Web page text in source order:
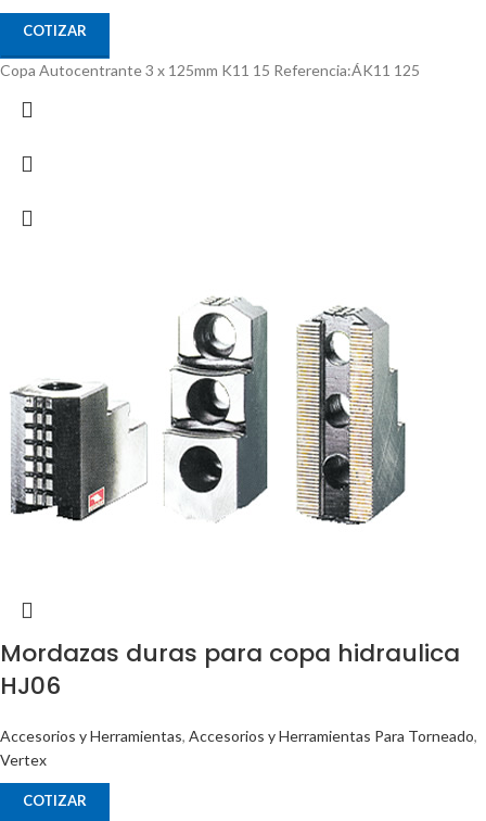
COTIZAR
Copa Autocentrante 3 x 125mm K11 15 Referencia:ÁK11 125
Mordazas duras para copa hidraulica
HJ06
Accesorios y Herramientas, Accesorios y Herramientas Para Torneado,
Vertex
COTIZAR